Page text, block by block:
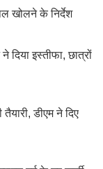
खोलने के निर्देश
दिया इस्तीफा, छात्रों
डीएम ने दिए